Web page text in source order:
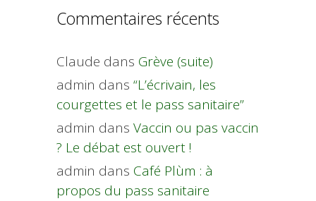
Commentaires récents
Claude dans Grève (suite)
admin dans “L’écrivain, les
courgettes et le pass sanitaire”
admin dans Vaccin ou pas vaccin
? Le débat est ouvert !
admin dans Café Plùm : à
propos du pass sanitaire